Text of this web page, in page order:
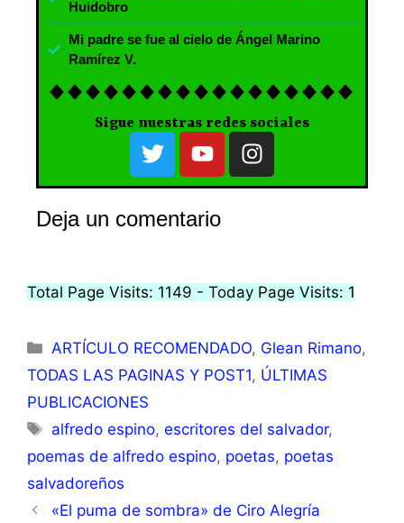
Huidobro
Mi padre se fue al cielo de Ángel Marino
Ramírez V.
Sigue nuestras redes sociales
Deja un comentario
Total Page Visits: 1149 - Today Page Visits: 1
ARTÍCULO RECOMENDADO, Glean Rimano,
TODAS LAS PAGINAS Y POST1, ÚLTIMAS
PUBLICACIONES
alfredo espino,escritores del salvador,
poemas de alfredo espino, poetas, poetas
salvadoreños
«El puma de sombra» de Ciro Alegría